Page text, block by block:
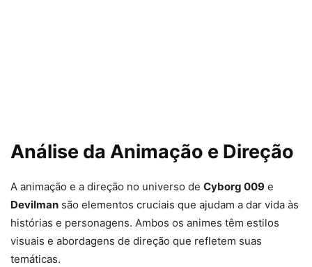
Análise da Animação e Direção
A animação e a direção no universo de Cyborg 009 e
Devilman são elementos cruciais que ajudam a dar vida às
histórias e personagens. Ambos os animes têm estilos
visuais e abordagens de direção que refletem suas
temáticas.